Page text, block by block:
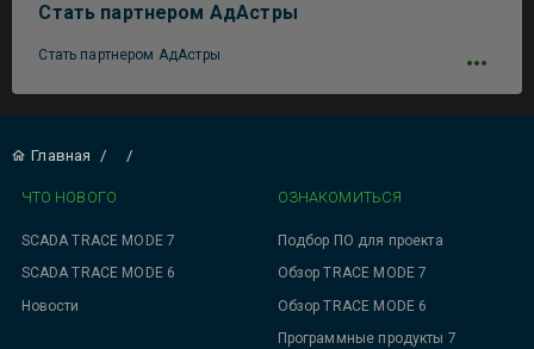
Стать партнером АдАстры
Стать партнером АдАстры
Главная / /
ЧТО НОВОГО
SCADA TRACE MODE 7
SCADA TRACE MODE 6
Новости
ОЗНАКОМИТЬСЯ
Подбор ПО для проекта
Обзор TRACE MODE 7
Обзор TRACE MODE 6
Программные продукты 7